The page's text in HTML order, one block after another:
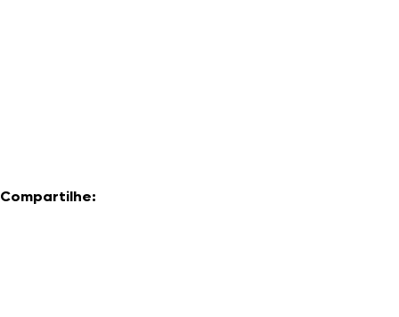
Compartilhe: